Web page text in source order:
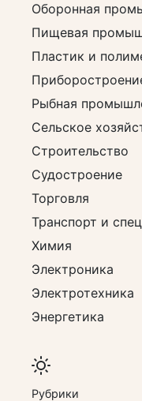
Оборонная
Пищевая
Пластик и
Рыбная
Сельское
Строительство
Судостроение
Торговля
Транспорт и
Химия
Электроника
Электротехника
Энергетика
Рубрики